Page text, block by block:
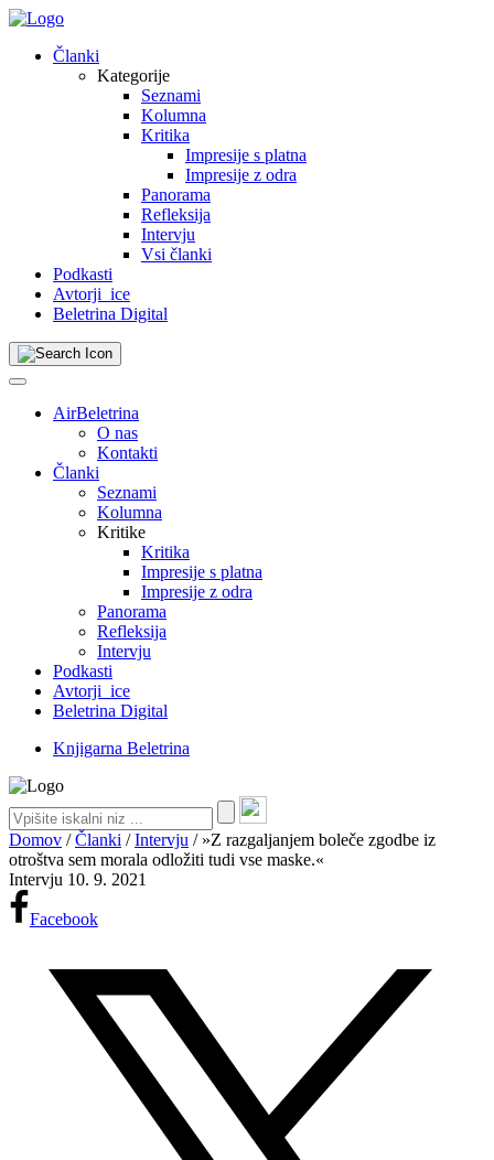
Skip
contentČlanki
Kategorije
Seznami
Kolumna
Kritika
Impresije s platna
Impresije z odra
Panorama
Refleksija
Intervju
Vsi članki
Podkasti
Avtorji_ice
Beletrina Digital
AirBeletrina
O nas
Kontakti
Članki
Seznami
Kolumna
Kritike
Kritika
Impresije s platna
Impresije z odra
Panorama
Refleksija
Intervju
Podkasti
Avtorji_ice
Beletrina Digital
Knjigarna Beletrina
Domov /Članki /Intervju / »Z razgaljanjem boleče zgodbe iz
otroštva sem morala odložiti tudi vse maske.«
Intervju 10. 9. 2021
Facebook